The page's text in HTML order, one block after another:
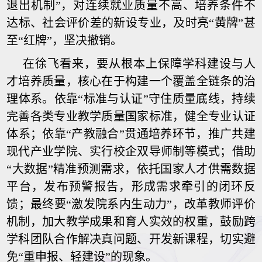
退出机制”，对连续就业质量不高、培养条件不
达标、社会评价差的新设专业，及时亮“黄牌”甚
至“红牌”，坚决撤销。
在徐飞看来，要从根本上保障学科建设与人
才培养质量，核心在于构建一个覆盖全链条的治
理体系。依靠“标准与认证”守住质量底线，持续
完善各类专业教学质量国家标准，健全专业认证
体系；依靠“产教融合”贯通培养环节，推广共建
现代产业学院、实行校企双导师制等模式；借助
“大数据”精准预测需求，依托国家人才供需数据
平台，发布预警报告，形成需求牵引的闭环反
馈；最终要“激发院系内生动力”，改革教师评价
机制，加大教学成果和育人实效的权重，鼓励跨
学科团队合作解决真问题、开发新课程，切实避
免“重申报、轻建设”的现象。